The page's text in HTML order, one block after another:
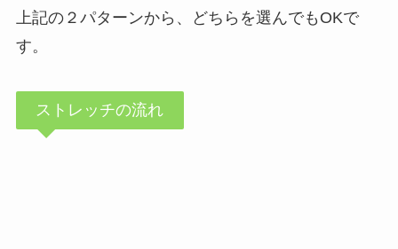
上記の２パターンから、どちらを選んでもOKで
す。
ストレッチの流れ